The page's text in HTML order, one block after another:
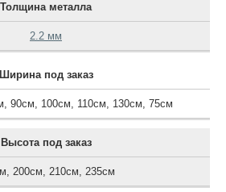
Толщина металла
2.2 мм
Ширина под заказ
, 90см, 100см, 110см, 130см, 75см
Высота под заказ
, 200см, 210см, 235см